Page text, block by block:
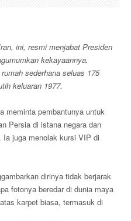
ini, resmi menjabat Presiden
kekayaannya.
sederhana seluas 175
keluaran 1977.
meminta pembantunya untuk
Persia di istana negara dan
Ia juga menolak kursi VIP di
dirinya tidak berjarak
fotonya beredar di dunia maya
karpet biasa, termasuk di